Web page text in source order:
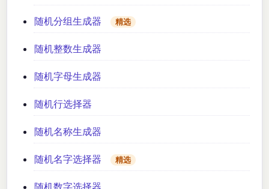
随机分组生成器 精选
随机整数生成器
随机字母生成器
随机行选择器
随机名称生成器
随机名字选择器 精选